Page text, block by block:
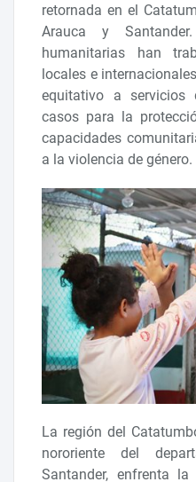
retornada en el
Arauca y
humanitarias han
locales e
equitativo a
casos para la
capacidades
a la violencia de género.
La región del
nororiente del
Santander, enfrenta la